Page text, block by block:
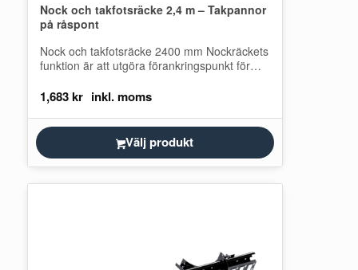
Nock och takfotsräcke 2,4 m – Takpannor
på råspont
Nock och takfotsräcke 2400 mm Nockräckets
funktion är att utgöra förankringspunkt för
tak. Det här…
1,683kr
Välj produkt